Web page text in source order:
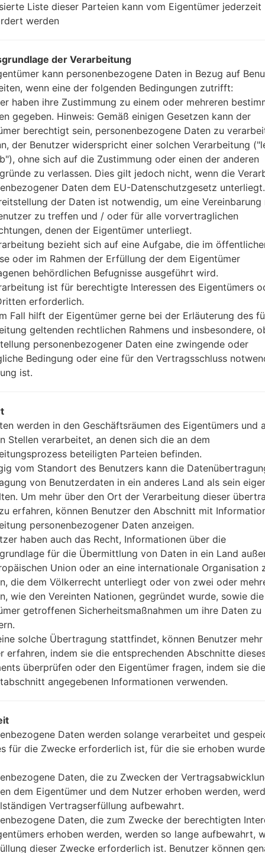
-
GSM 850/900/1800/1900MHz
-
-
GPRS/EDGE
Anzeige
2.3 Zoll
TFT
240 x 320 Pixel (~174 Dichte
256K Farben
Batterie und Tastatur
Abnehmbar Li-Ion battery
Ja
Interfaces
-
Version 2.0, A2DP
-
-
-
USB 2.0
-
W270(Samsung
SCH-
Liste dieser Parteien kann vom Eigentümer jederzeit
werden
der Verarbeitung
kann personenbezogene Daten in Bezug auf
wenn eine der folgenden Bedingungen zutrifft:
haben ihre Zustimmung zu einem oder mehreren
gegeben. Hinweis: Gemäß einigen Gesetzen kann der
berechtigt sein, personenbezogene Daten zu
der Benutzer widerspricht einer solchen Verarbeitung
ohne sich auf die Zustimmung oder einen der anderen
zu verlassen. Dies gilt jedoch nicht, wenn die
Daten dem EU-Datenschutzgesetz unterliegt.
der Daten ist notwendig, um eine Vereinbarung
zu treffen und / oder für alle vorvertraglichen
denen der Eigentümer unterliegt.
bezieht sich auf eine Aufgabe, die im
oder im Rahmen der Erfüllung der dem Eigentümer
behördlichen Befugnisse ausgeführt wird.
ist für berechtigte Interessen des Eigentümers
erforderlich.
Fall hilft der Eigentümer gerne bei der Erläuterung des
geltenden rechtlichen Rahmens und insbesondere,
personenbezogener Daten eine zwingende oder
Bedingung oder eine für den Vertragsschluss
ist.
werden in den Geschäftsräumen des Eigentümers und
Stellen verarbeitet, an denen sich die an dem
beteiligten Parteien befinden.
vom Standort des Benutzers kann die
von Benutzerdaten in ein anderes Land als sein
Um mehr über den Ort der Verarbeitung dieser
erfahren, können Benutzer den Abschnitt mit
personenbezogener Daten anzeigen.
haben auch das Recht, Informationen über die
für die Übermittlung von Daten in ein Land
Union oder an eine internationale Organisation
die dem Völkerrecht unterliegt oder von zwei oder
wie den Vereinten Nationen, gegründet wurde, sowie
getroffenen Sicherheitsmaßnahmen um ihre Daten zu
solche Übertragung stattfindet, können Benutzer mehr
erfahren, indem sie die entsprechenden Abschnitte
überprüfen oder den Eigentümer fragen, indem sie
angegebenen Informationen verwenden.
Daten werden solange verarbeitet und
für die Zwecke erforderlich ist, für die sie erhoben
Daten, die zu Zwecken der
dem Eigentümer und dem Nutzer erhoben werden,
Vertragserfüllung aufbewahrt.
Daten, die zum Zwecke der berechtigten
erhoben werden, werden so lange aufbewahrt,
dieser Zwecke erforderlich ist. Benutzer können